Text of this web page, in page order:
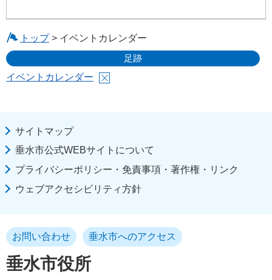
トップ> イベントカレンダー
足跡
イベントカレンダー
サイトマップ
垂水市公式WEBサイトについて
プライバシーポリシー・免責事項・著作権・リンク
ウェブアクセシビリティ方針
垂水市役所
お問い合わせ 垂水市へのアクセス